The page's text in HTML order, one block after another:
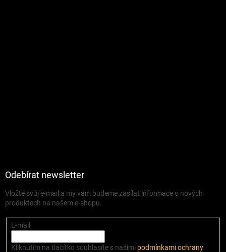
Odebírat newsletter
Vložte svůj e-mail a my vám budeme zasílat informace o nových
produktech na našem e-shopu.
E-mail
Kliknutím na tlačítko souhlasíte s našimi podmínkami ochrany